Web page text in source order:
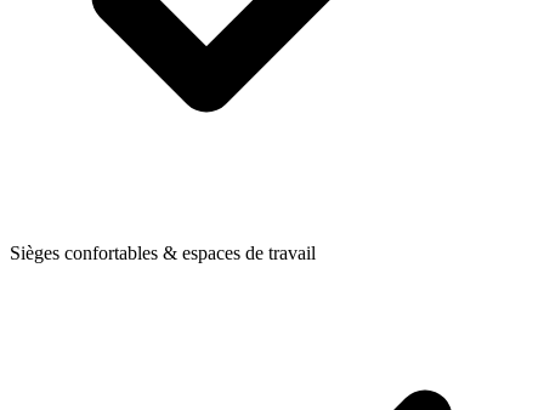
Sièges confortables & espaces de travail